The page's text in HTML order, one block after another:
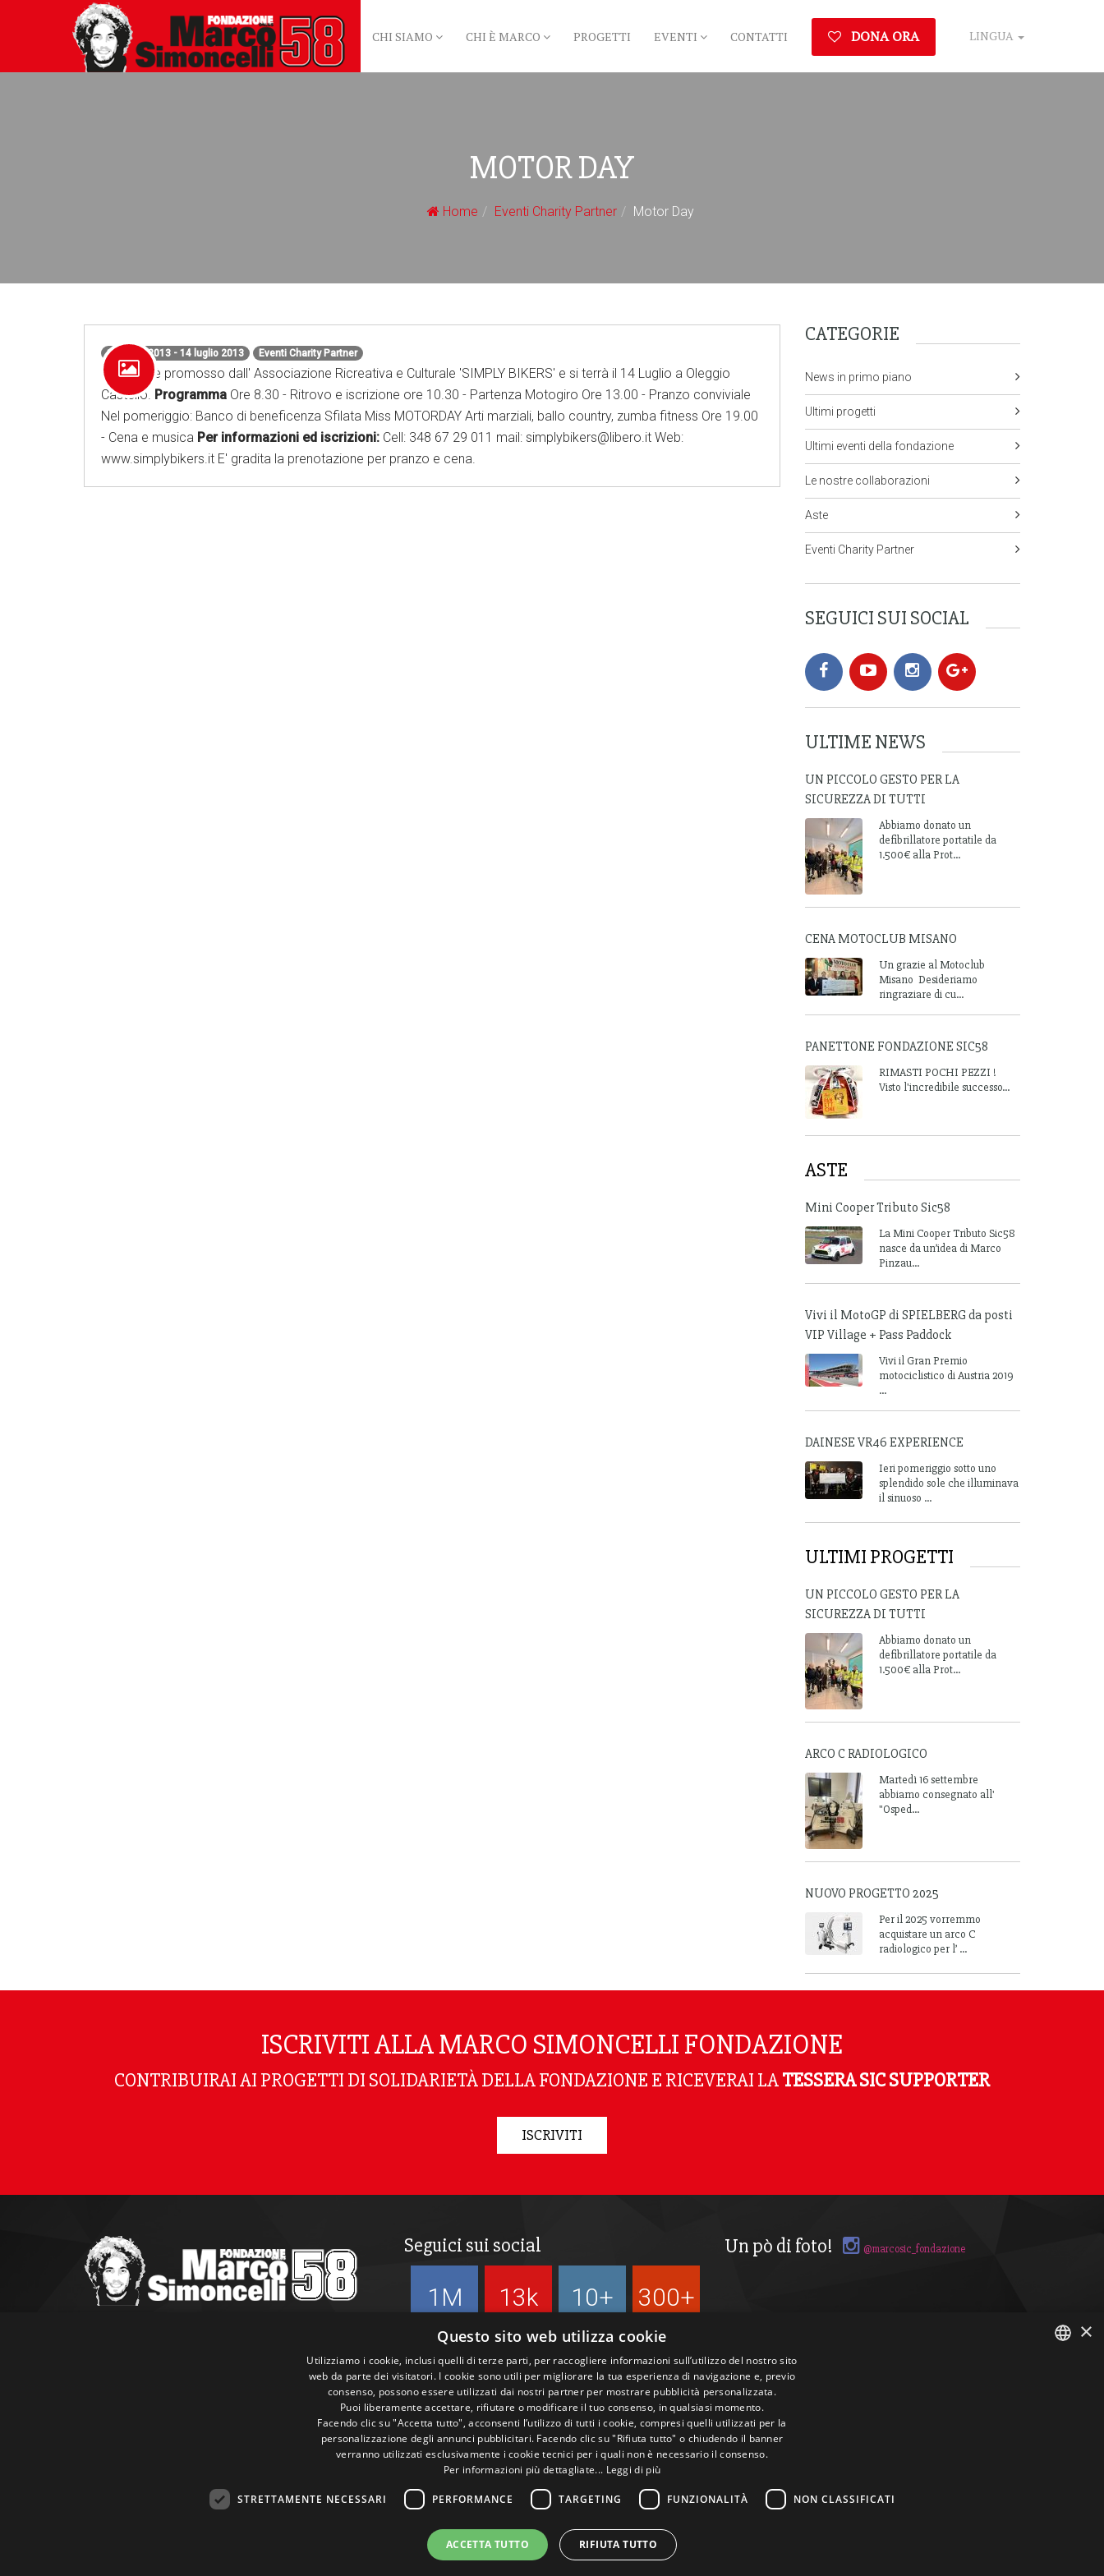
CHI SIAMO CHI È MARCO PROGETTI EVENTI CONTATTI DONA ORA LINGUA
MOTOR DAY
Home Eventi Charity Partner Motor Day
14 luglio 2013 - 14 luglio 2013 Eventi Charity Partner
L'evento è promosso dall' Associazione Ricreativa e Culturale 'SIMPLY BIKERS' e si terrà il 14 Luglio a Oleggio
Castello. Programma Ore 8.30 - Ritrovo e iscrizione ore 10.30 - Partenza Motogiro Ore 13.00 - Pranzo conviviale
Nel pomeriggio: Banco di beneficenza Sfilata Miss MOTORDAY Arti marziali, ballo country, zumba fitness Ore 19.00
- Cena e musica Per informazioni ed iscrizioni: Cell: 348 67 29 011 mail: simplybikers@libero.it Web:
www.simplybikers.it E' gradita la prenotazione per pranzo e cena.
CATEGORIE
News in primo piano
Ultimi progetti
Ultimi eventi della fondazione
Le nostre collaborazioni
Aste
Eventi Charity Partner
SEGUICI SUI SOCIAL
ULTIME NEWS
UN PICCOLO GESTO PER LA
SICUREZZA DI TUTTI
Abbiamo donato un
defibrillatore portatile da
1.500€ alla Prot...
CENA MOTOCLUB MISANO
Un grazie al Motoclub
Misano Desideriamo
ringraziare di cu...
PANETTONE FONDAZIONE SIC58
RIMASTI POCHI PEZZI !
Visto l'incredibile successo...
ASTE
Mini Cooper Tributo Sic58
La Mini Cooper Tributo Sic58
nasce da un’idea di Marco
Pinzau...
Vivi il MotoGP di SPIELBERG da posti
VIP Village + Pass Paddock
Vivi il Gran Premio
motociclistico di Austria 2019
...
DAINESE VR46 EXPERIENCE
Ieri pomeriggio sotto uno
splendido sole che illuminava
il sinuoso ...
ULTIMI PROGETTI
UN PICCOLO GESTO PER LA
SICUREZZA DI TUTTI
Abbiamo donato un
defibrillatore portatile da
1.500€ alla Prot...
ARCO C RADIOLOGICO
Martedì 16 settembre
abbiamo consegnato all'
"Osped...
NUOVO PROGETTO 2025
Per il 2025 vorremmo
acquistare un arco C
radiologico per l’ ...
ISCRIVITI ALLA MARCO SIMONCELLI FONDAZIONE
CONTRIBUIRAI AI PROGETTI DI SOLIDARIETÀ DELLA FONDAZIONE E RICEVERAI LATESSERA SIC SUPPORTER
ISCRIVITI
info@marcosimoncellifondazione.it
Seguici sui social
1M 13k 10+ 300+
Un pò di foto! @marcosic_fondazione
×
Questo sito web utilizza cookie
Utilizziamo i cookie, inclusi quelli di terze parti, per raccogliere informazioni sull’utilizzo del nostro sito
web da parte dei visitatori. I cookie sono utili per migliorare la tua esperienza di navigazione e, previo
consenso, possono essere utilizzati dai nostri partner per mostrare pubblicità personalizzata.
Puoi liberamente accettare, rifiutare o modificare il tuo consenso, in qualsiasi momento.
Facendo clic su "Accetta tutto", acconsenti l’utilizzo di tutti i cookie, compresi quelli utilizzati per la
personalizzazione degli annunci pubblicitari. Facendo clic su "Rifiuta tutto" o chiudendo il banner
verranno utilizzati esclusivamente i cookie tecnici per i quali non è necessario il consenso.
Per informazioni più dettagliate... Leggi di più
STRETTAMENTE NECESSARI PERFORMANCE TARGETING FUNZIONALITÀ NON CLASSIFICATI
ACCETTA TUTTO RIFIUTA TUTTO